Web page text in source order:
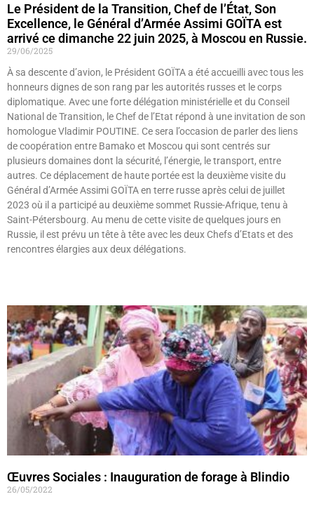
Le Président de la Transition, Chef de l’État, Son
Excellence, le Général d’Armée Assimi GOÏTA est
arrivé ce dimanche 22 juin 2025, à Moscou en Russie.
29/06/2025
À sa descente d’avion, le Président GOÏTA a été accueilli avec tous les
honneurs dignes de son rang par les autorités russes et le corps
diplomatique. Avec une forte délégation ministérielle et du Conseil
National de Transition, le Chef de l’Etat répond à une invitation de son
homologue Vladimir POUTINE. Ce sera l’occasion de parler des liens
de coopération entre Bamako et Moscou qui sont centrés sur
plusieurs domaines dont la sécurité, l’énergie, le transport, entre
autres. Ce déplacement de haute portée est la deuxième visite du
Général d’Armée Assimi GOÏTA en terre russe après celui de juillet
2023 où il a participé au deuxième sommet Russie-Afrique, tenu à
Saint-Pétersbourg. Au menu de cette visite de quelques jours en
Russie, il est prévu un tête à tête avec les deux Chefs d’Etats et des
rencontres élargies aux deux délégations.
Œuvres Sociales : Inauguration de forage à Blindio
26/05/2022